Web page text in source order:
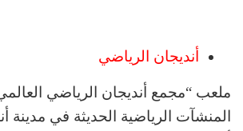
أنديجان الرياضي
ملعب “مجمع أنديجان الرياضي
المنشآت الرياضية الحديثة في مدينة